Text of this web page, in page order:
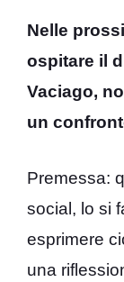
Nelle
ospitare il
Vaciago,
un
Premessa:
social, lo si
esprimere
una